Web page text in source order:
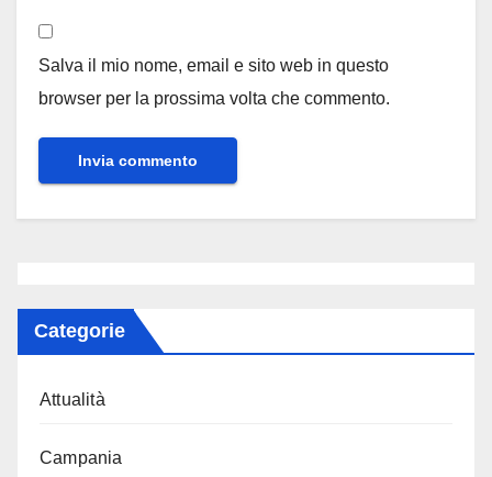
Salva il mio nome, email e sito web in questo
browser per la prossima volta che commento.
Categorie
Attualità
Campania